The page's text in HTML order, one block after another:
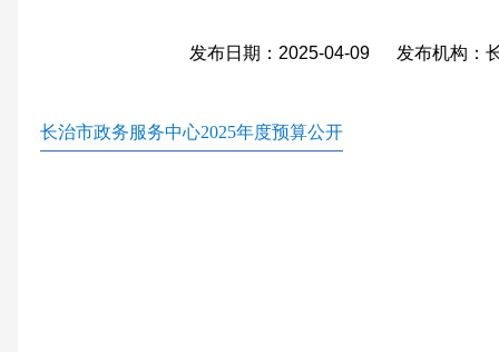
发布日期：2025-04-09 发布机构：
长治市政务服务中心2025年度预算公开